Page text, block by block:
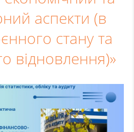
аспекти (в
стану та
відновлення)»